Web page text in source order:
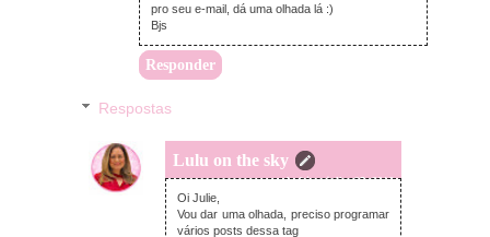
pro seu e-mail, dá uma olhada lá :)
Bjs
Responder
Respostas
Lulu on the sky
segunda-feira, julho 25, 2016
Oi Julie,
Vou dar uma olhada, preciso programar
vários posts dessa tag